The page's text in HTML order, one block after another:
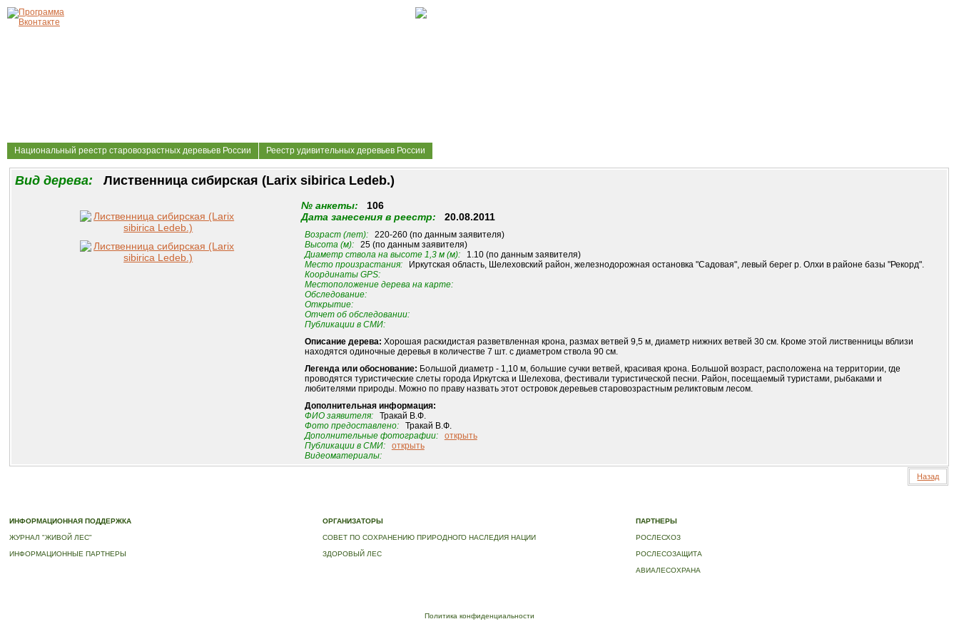
Национальный реестр старовозрастных деревьев России Реестр удивительных деревьев России
Вид дерева: Лиственница сибирская (Larix sibirica Ledeb.)
№ анкеты: 106
Дата занесения в реестр: 20.08.2011
Возраст (лет):220-260 (по данным заявителя)
Высота (м):25 (по данным заявителя)
Диаметр ствола на высоте 1,3 м (м):1.10 (по данным заявителя)
Место произрастания:Иркутская область, Шелеховский район, железнодорожная остановка "Садовая", левый берег р. Олхи в районе базы "Рекорд".
Координаты GPS:
Местоположение дерева на карте:
Обследование:
Открытие:
Отчет об обследовании:
Публикации в СМИ:
Описание дерева: Хорошая раскидистая разветвленная крона, размах ветвей 9,5 м, диаметр нижних ветвей 30 см. Кроме этой лиственницы вблизи
находятся одиночные деревья в количестве 7 шт. с диаметром ствола 90 см.
Легенда или обоснование: Большой диаметр - 1,10 м, большие сучки ветвей, красивая крона. Большой возраст, расположена на территории, где
проводятся туристические слеты города Иркутска и Шелехова, фестивали туристической песни. Район, посещаемый туристами, рыбаками и
любителями природы. Можно по праву назвать этот островок деревьев старовозрастным реликтовым лесом.
Дополнительная информация:
ФИО заявителя:Тракай В.Ф.
Фото предоставлено:Тракай В.Ф.
Дополнительные фотографии:
открыть
Публикации в СМИ:
открыть
Видеоматериалы:
Назад
ИНФОРМАЦИОННАЯ ПОДДЕРЖКА
ЖУРНАЛ "ЖИВОЙ ЛЕС"
ИНФОРМАЦИОННЫЕ ПАРТНЕРЫ
ОРГАНИЗАТОРЫ
СОВЕТ ПО СОХРАНЕНИЮ ПРИРОДНОГО НАСЛЕДИЯ НАЦИИ
ЗДОРОВЫЙ ЛЕС
ПАРТНЕРЫ
РОСЛЕСХОЗ
РОСЛЕСОЗАЩИТА
АВИАЛЕСОХРАНА
Политика конфиденциальности